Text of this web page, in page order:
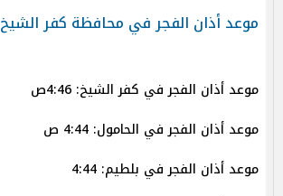
موعد أذان الفجر في محافظة كفر الشيخ
موعد أذان الفجر في كفر الشيخ: 4:46ص
موعد أذان الفجر في الحامول: 4:44 ص
موعد أذان الفجر في بلطيم: 4:44